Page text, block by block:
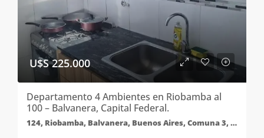
U$S 225.000
Departamento 4 Ambientes en Riobamba al
100 – Balvanera, Capital Federal.
124, Riobamba, Balvanera, Buenos Aires, Comuna 3, Ciudad Autónoma de Buenos Aires, 1045, Argentina